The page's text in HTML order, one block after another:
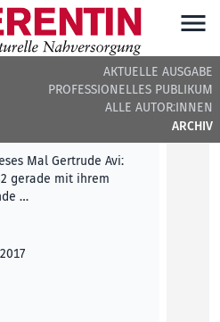
AKTUELLE AUSGABE
PROFESSIONELLES PUBLIKUM
ALLE AUTOR:INNEN
ARCHIV
DER AUSGABE
Mal Gertrude Avi:
gerade mit ihrem
…